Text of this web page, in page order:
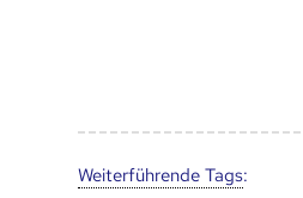
Weiter­führende Tags: